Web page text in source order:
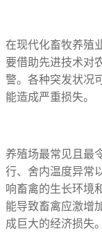
在现代化畜牧养殖
要借助先进技术对
警。各种突发状况
能造成严重损失。
养殖场最常见且最
行、舍内温度异常
响畜禽的生长环境
能导致畜禽应激增
成巨大的经济损失。